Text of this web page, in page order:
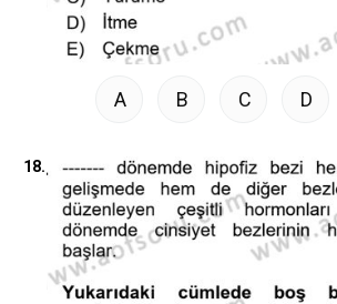
A B C D
18.